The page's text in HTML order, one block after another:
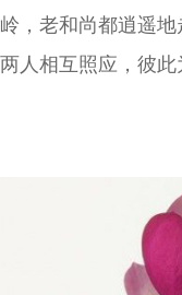
岭，老和尚都逍遥
两人相互照应，彼此